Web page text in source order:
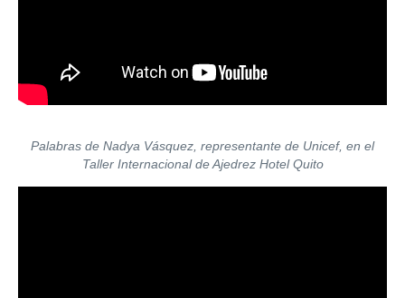
Palabras de Nadya Vásquez, representante de Unicef, en el
Taller Internacional de Ajedrez Hotel Quito